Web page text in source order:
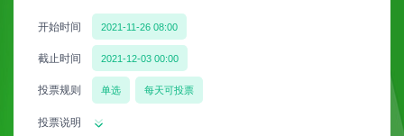
开始时间 2021-11-26 08:00
截止时间 2021-12-03 00:00
投票规则 单选 每天可投票
投票说明